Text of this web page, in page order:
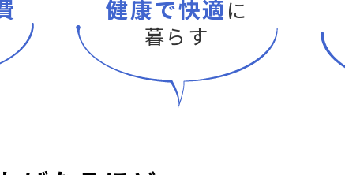
健康で快適に
暮らす